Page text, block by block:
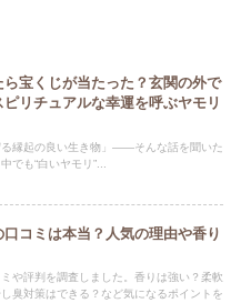
ら宝くじが当たった？玄関の外で
リチュアルな幸運を呼ぶヤモリ
る縁起の良い生き物」——そんな話を聞いた
でも“白いヤモリ”...
コミは本当？人気の理由や香り
や評判を調査しました。香りは強い？柔軟
臭対策はできる？など気になるポイントを